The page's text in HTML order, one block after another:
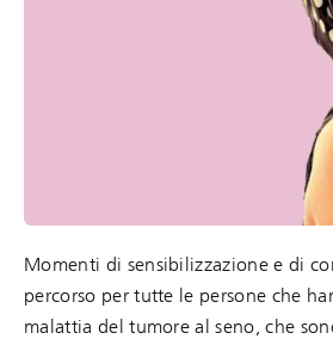
Momenti di sensibilizzazione e di
percorso per tutte le persone che
malattia del tumore al seno, che